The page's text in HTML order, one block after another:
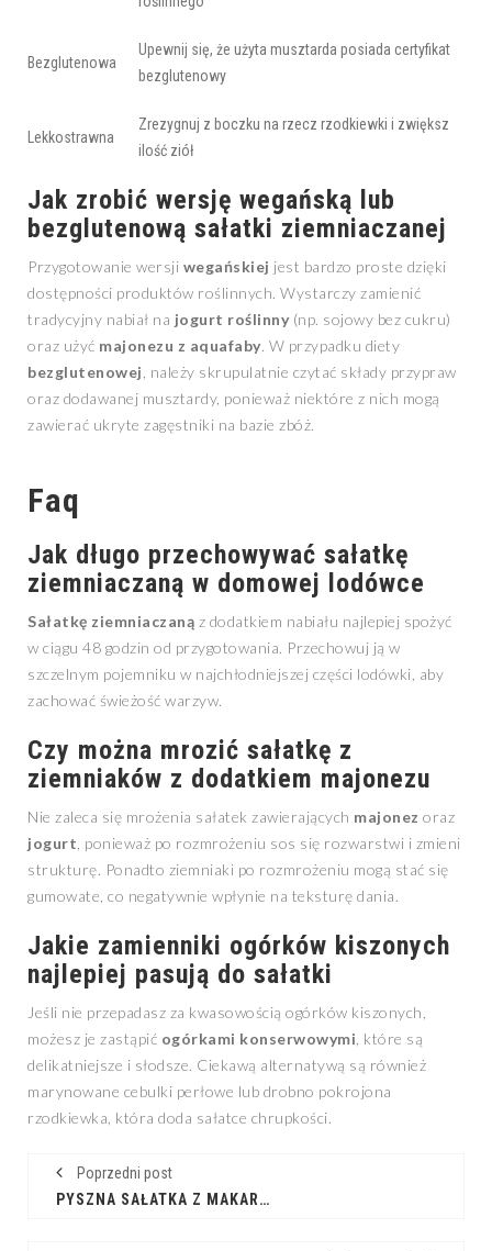
Bezglutenowa
Upewnij się, że użyta musztarda posiada certyfikat
bezglutenowy
Lekkostrawna
Zrezygnuj z boczku na rzecz rzodkiewki i zwiększ
ilość ziół
Jak zrobić wersję wegańską lub
bezglutenową sałatki ziemniaczanej
Przygotowanie wersji wegańskiej jest bardzo proste dzięki
dostępności produktów roślinnych. Wystarczy zamienić
tradycyjny nabiał na jogurt roślinny (np. sojowy bez cukru)
oraz użyć majonezu z aquafaby. W przypadku diety
bezglutenowej , należy skrupulatnie czytać składy przypraw
oraz dodawanej musztardy, ponieważ niektóre z nich mogą
zawierać ukryte zagęstniki na bazie zbóż.
Faq
Jak długo przechowywać sałatkę
ziemniaczaną w domowej lodówce
Sałatkę ziemniaczaną z dodatkiem nabiału najlepiej spożyć
w ciągu 48 godzin od przygotowania. Przechowuj ją w
szczelnym pojemniku w najchłodniejszej części lodówki, aby
zachować świeżość warzyw.
Czy można mrozić sałatkę z
ziemniaków z dodatkiem majonezu
Nie zaleca się mrożenia sałatek zawierających majonez oraz
jogurt , ponieważ po rozmrożeniu sos się rozwarstwi i zmieni
strukturę. Ponadto ziemniaki po rozmrożeniu mogą stać się
gumowate, co negatywnie wpłynie na teksturę dania.
Jakie zamienniki ogórków kiszonych
najlepiej pasują do sałatki
Jeśli nie przepadasz za kwasowością ogórków kiszonych,
możesz je zastąpić ogórkami konserwowymi , które są
delikatniejsze i słodsze. Ciekawą alternatywą są również
marynowane cebulki perłowe lub drobno pokrojona
rzodkiewka, która doda sałatce chrupkości.
Poprzedni post
PYSZNA SAŁATKA Z MAKARONEM ORZO I SZYNKĄ NA KAŻDĄ OKAZJĘ